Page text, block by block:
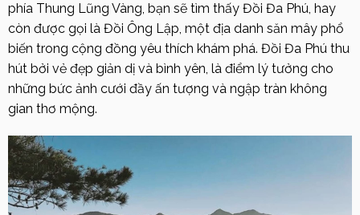
phía Thung Lũng Vàng, bạn sẽ tìm thấy Đồi Đa Phú, hay
còn được gọi là Đồi Ông Lập, một địa danh săn mây phổ
biến trong cộng đồng yêu thích khám phá. Đồi Đa Phú thu
hút bởi vẻ đẹp giản dị và bình yên, là điểm lý tưởng cho
những bức ảnh cưới đầy ấn tượng và ngập tràn không
gian thơ mộng.